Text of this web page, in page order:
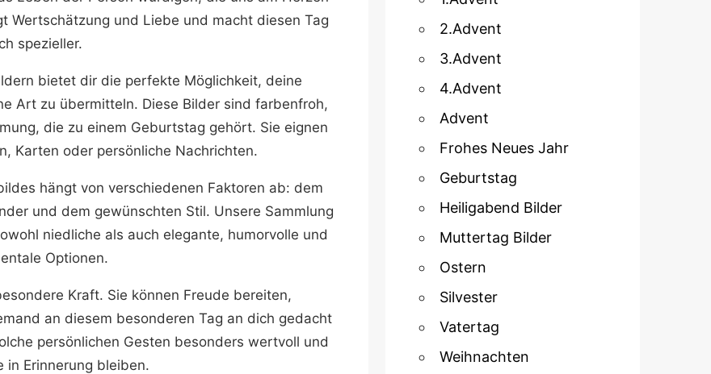
Wertschätzung und Liebe und macht diesen Tag
spezieller.
bietet dir die perfekte Möglichkeit, deine
Art zu übermitteln. Diese Bilder sind farbenfroh,
die zu einem Geburtstag gehört. Sie eignen
Karten oder persönliche Nachrichten.
hängt von verschiedenen Faktoren ab: dem
und dem gewünschten Stil. Unsere Sammlung
niedliche als auch elegante, humorvolle und
Optionen.
Kraft. Sie können Freude bereiten,
an diesem besonderen Tag an dich gedacht
persönlichen Gesten besonders wertvoll und
in Erinnerung bleiben.
2.Advent
3.Advent
4.Advent
Advent
Frohes Neues Jahr
Geburtstag
Heiligabend Bilder
Muttertag Bilder
Ostern
Silvester
Vatertag
Weihnachten